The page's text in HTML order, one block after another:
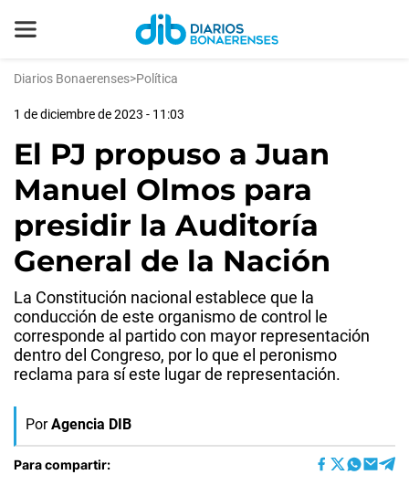
Diarios Bonaerenses>Política
1 de diciembre de 2023 - 11:03
El PJ propuso a Juan
Manuel Olmos para
presidir la Auditoría
General de la Nación
La Constitución nacional establece que la
conducción de este organismo de control le
corresponde al partido con mayor representación
dentro del Congreso, por lo que el peronismo
reclama para sí este lugar de representación.
Por Agencia DIB
Para compartir: